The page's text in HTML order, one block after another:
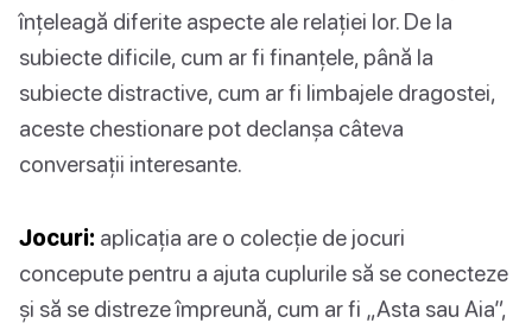
înțeleagă diferite aspecte ale relației lor. De la
subiecte dificile, cum ar fi finanțele, până la
subiecte distractive, cum ar fi limbajele dragostei,
aceste chestionare pot declanșa câteva
conversații interesante.
Jocuri: aplicația are o colecție de jocuri
concepute pentru a ajuta cuplurile să se conecteze
și să se distreze împreună, cum ar fi „Asta sau Aia”,